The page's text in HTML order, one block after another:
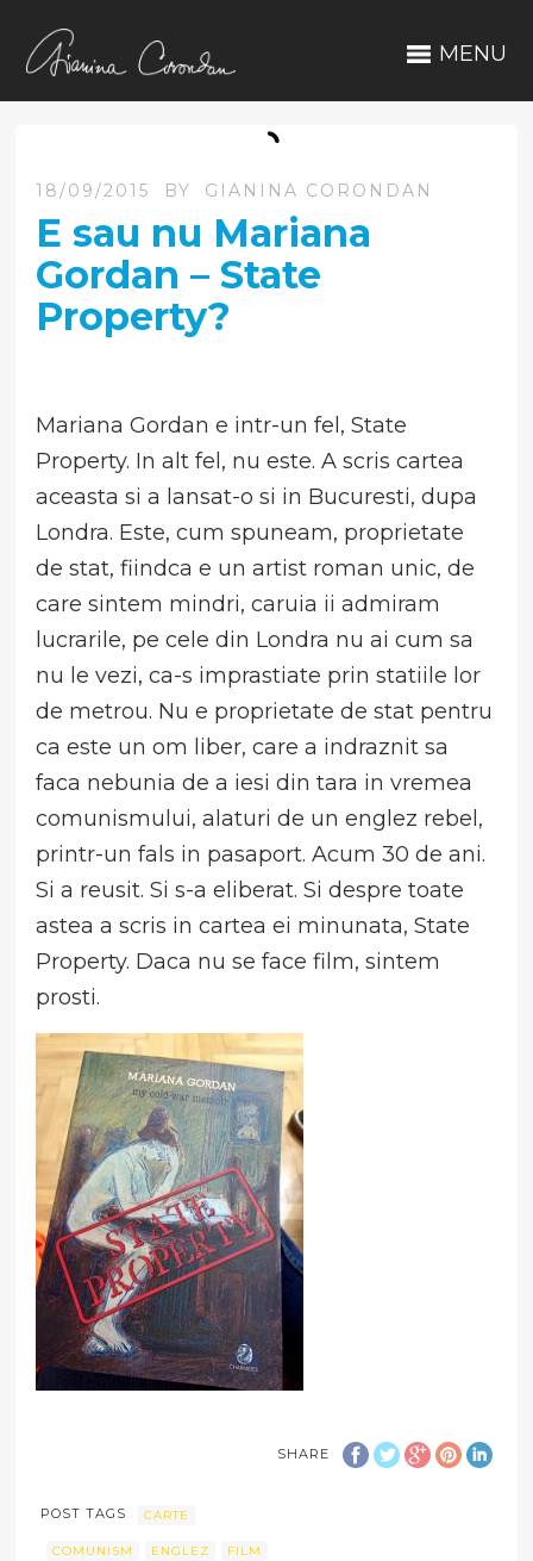
MENU
18/09/2015 BY GIANINA CORONDAN
E sau nu Mariana
Gordan – State
Property?
Mariana Gordan e intr-un fel, State
Property. In alt fel, nu este. A scris cartea
aceasta si a lansat-o si in Bucuresti, dupa
Londra. Este, cum spuneam, proprietate
de stat, fiindca e un artist roman unic, de
care sintem mindri, caruia ii admiram
lucrarile, pe cele din Londra nu ai cum sa
nu le vezi, ca-s imprastiate prin statiile lor
de metrou. Nu e proprietate de stat pentru
ca este un om liber, care a indraznit sa
faca nebunia de a iesi din tara in vremea
comunismului, alaturi de un englez rebel,
printr-un fals in pasaport. Acum 30 de ani.
Si a reusit. Si s-a eliberat. Si despre toate
astea a scris in cartea ei minunata, State
Property. Daca nu se face film, sintem
prosti.
SHARE
POST TAGS CARTE
COMUNISM ENGLEZ FILM